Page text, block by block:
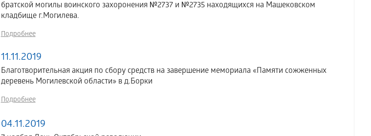
братской могилы воинского захоронения №2737 и №2735 находящихся на Машековском
кладбище г.Могилева.
Подробнее
11.11.2019
Благотворительная акция по сбору средств на завершение мемориала «Памяти сожженных
деревень Могилевской области» в д.Борки
Подробнее
04.11.2019